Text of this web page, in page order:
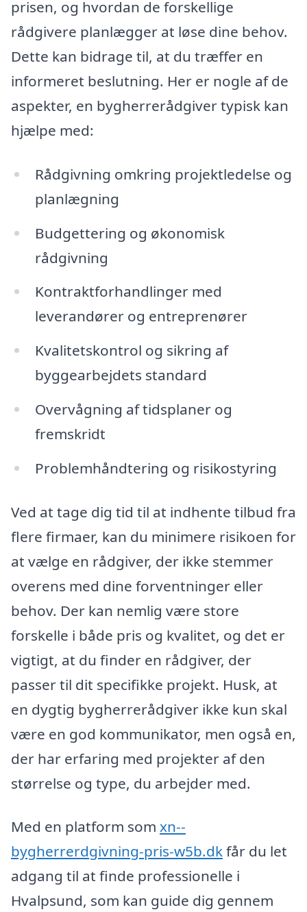
prisen, og hvordan de forskellige
rådgivere planlægger at løse dine behov.
Dette kan bidrage til, at du træffer en
informeret beslutning. Her er nogle af de
aspekter, en bygherrerådgiver typisk kan
hjælpe med:
Rådgivning omkring projektledelse og
planlægning
Budgettering og økonomisk
rådgivning
Kontraktforhandlinger med
leverandører og entreprenører
Kvalitetskontrol og sikring af
byggearbejdets standard
Overvågning af tidsplaner og
fremskridt
Problemhåndtering og risikostyring
Ved at tage dig tid til at indhente tilbud fra
flere firmaer, kan du minimere risikoen for
at vælge en rådgiver, der ikke stemmer
overens med dine forventninger eller
behov. Der kan nemlig være store
forskelle i både pris og kvalitet, og det er
vigtigt, at du finder en rådgiver, der
passer til dit specifikke projekt. Husk, at
en dygtig bygherrerådgiver ikke kun skal
være en god kommunikator, men også en,
der har erfaring med projekter af den
størrelse og type, du arbejder med.
Med en platform som xn--
bygherrerdgivning-pris-w5b.dkfår du let
adgang til at finde professionelle i
Hvalpsund, som kan guide dig gennem